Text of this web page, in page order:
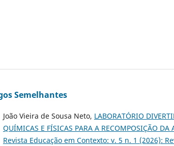
Semelhantes
João Vieira de Sousa Neto, LABORATÓRIO
QUÍMICAS E FÍSICAS PARA A RECOMPOSIÇÃO
Revista Educação em Contexto: v. 5 n. 1 (2026):